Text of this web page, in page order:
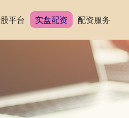
平台 实盘配资 配资服务